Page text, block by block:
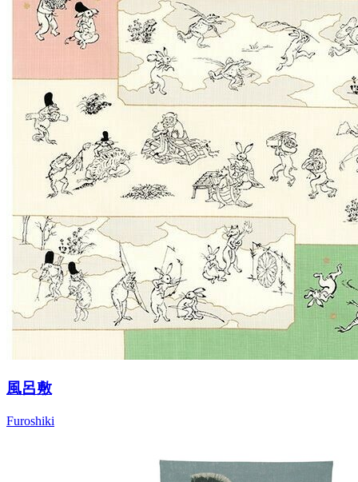
風呂敷
Furoshiki